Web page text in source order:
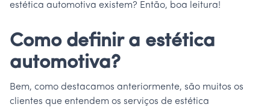
estética automotiva existem? Então, boa leitura!
Como definir a estética
automotiva?
Bem, como destacamos anteriormente, são muitos os
clientes que entendem os serviços de estética